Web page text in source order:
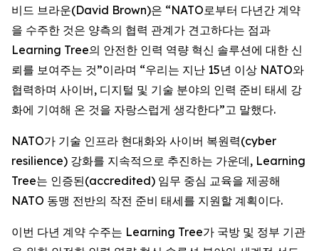
비드 브라운(David Brown)은 “NATO로부터 다년간 계약
을 수주한 것은 양측의 협력 관계가 견고하다는 점과
Learning Tree의 안전한 인력 역량 혁신 솔루션에 대한 신
뢰를 보여주는 것”이라며 “우리는 지난 15년 이상 NATO와
협력하며 사이버, 디지털 및 기술 분야의 인력 준비 태세 강
화에 기여해 온 것을 자랑스럽게 생각한다”고 말했다.
NATO가 기술 인프라 현대화와 사이버 복원력(cyber
resilience) 강화를 지속적으로 추진하는 가운데, Learning
Tree는 인증된(accredited) 임무 중심 교육을 제공해
NATO 동맹 전반의 작전 준비 태세를 지원할 계획이다.
이번 다년 계약 수주는 Learning Tree가 국방 및 정부 기관